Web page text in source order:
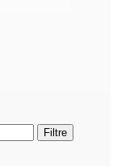
Filtre